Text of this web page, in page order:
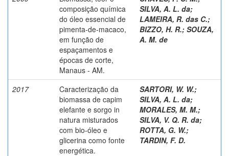
composição química
do óleo essencial de
pimenta-de-macaco,
em função de
espaçamentos e
épocas de corte,
Manaus - AM.
SILVA, A. L. da;
LAMEIRA, R. das C.;
BIZZO, H. R.; SOUZA,
A. M. de
2017
Caracterização da
biomassa de capim
elefante e sorgo in
natura misturados
com bio-óleo e
glicerina como fonte
energética.
SARTORI, W. W.;
SILVA, A. L. da;
MORALES, M. M.;
SILVA, V. Q. R. da;
ROTTA, G. W.;
TARDIN, F. D.